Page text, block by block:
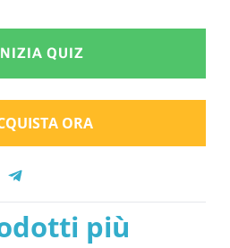
QUIZ
ORA
più